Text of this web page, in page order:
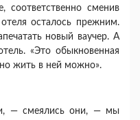
соответ­ственно сменив
осталось прежним.
новый ваучер. А
«Это обыкновенная
жить в ней можно».
— смеялись они, — мы